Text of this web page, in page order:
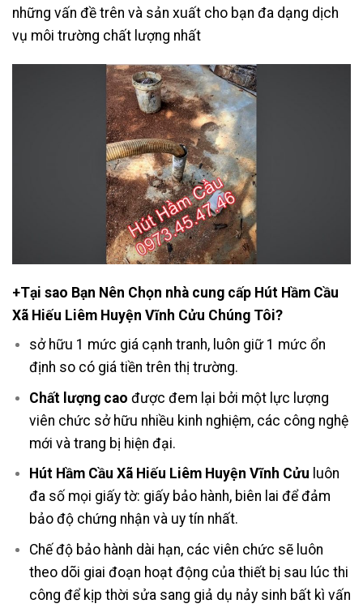
những vấn đề trên và sản xuất cho bạn đa dạng dịch
vụ môi trường chất lượng nhất
+Tại sao Bạn Nên Chọn nhà cung cấp Hút Hầm Cầu
Xã Hiếu Liêm Huyện Vĩnh Cửu Chúng Tôi?
sở hữu 1 mức giá cạnh tranh, luôn giữ 1 mức ổn
định so có giá tiền trên thị trường.
Chất lượng cao được đem lại bởi một lực lượng
viên chức sở hữu nhiều kinh nghiệm, các công nghệ
mới và trang bị hiện đại.
Hút Hầm Cầu Xã Hiếu Liêm Huyện Vĩnh Cửu luôn
đa số mọi giấy tờ: giấy bảo hành, biên lai để đảm
bảo độ chứng nhận và uy tín nhất.
Chế độ bảo hành dài hạn, các viên chức sẽ luôn
theo dõi giai đoạn hoạt động của thiết bị sau lúc thi
công để kịp thời sửa sang giả dụ nảy sinh bất kì vấn